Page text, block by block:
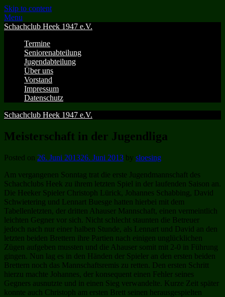
Skip to content
Menu
Schachclub Heek 1947 e.V.
Termine
Seniorenabteilung
Jugendabteilung
Über uns
Vorstand
Impressum
Datenschutz
Schachclub Heek 1947 e.V.
Meisterschaft in der Jugendliga
Posted on 26. Juni 201326. Juni 2013 by sloesing
Am vergangenen Sonntag trat die erste Jugendmannschaft des
Schachclubs Heek zu ihrem letzten Spiel in der laufenden Saison an.
Die Heeker Spieler Christoph Lürick, Johannes Schabbing, David
Schwietering und Lennart Buesge hatten hierbei mit dem
Tabellenletzten, der dritten Ahauser Mannschaft, einen vermeintlich
leichten Gegner vor sich. Nicht schlecht staunten die Betreuer
jedoch nach nur einer halben Stunde, als Lennart und David an den
letzten beiden Brettern ihre Partien nach einigen unglücklichen
Zügen aufgeben mussten und die Ahauser somit mit 2-0 in Führung
gingen. Nun lag es in den Händen der Spieler an den ersten beiden
Brettern noch das Mannschaftsremis zu retten. Den ersten Schritt
hierzu machte Johannes, der konsequent einen Fehler seines
Gegners ausnutzte und in einen Sieg verwandelte. Kurze Zeit später
konnte auch Christoph am ersten Brett seinen herausgespielten